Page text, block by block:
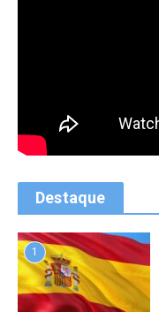
Destaque
1